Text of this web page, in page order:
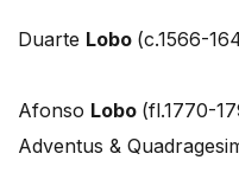
Duarte Lobo (c.1566-
Afonso Lobo (fl.1770-
Adventus &